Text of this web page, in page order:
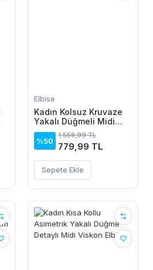
Elbise
Kadın Kolsuz Kruvaze
Yakalı Düğmeli Midi
Keten Elbise
%50
1.558,99 TL
779,99 TL
Sepete Ekle